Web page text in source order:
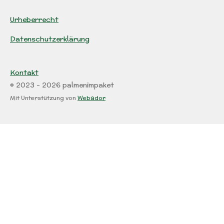
Urheberrecht
Datenschutzerklärung
Kontakt
© 2023 - 2026 palmenimpaket
Mit Unterstützung von Webador